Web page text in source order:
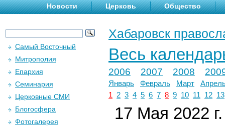
Новости Церковь Общество
Хабаровск
Весь
2006 2007 2008
Январь Февраль Март
1
2 3 4 5 6 7 8 9 10 11 12 13
17 Мая 2022 г.
Самый Восточный
Митрополия
Епархия
Семинария
Церковные СМИ
Блогосфера
Фотогалерея